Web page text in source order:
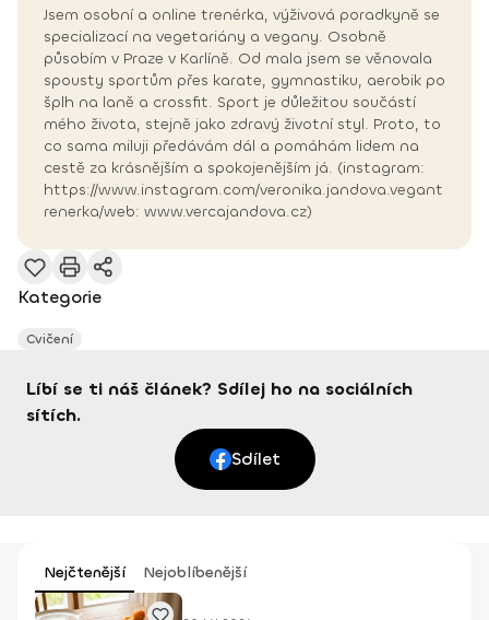
Jsem osobní a online trenérka, výživová poradkyně se
specializací na vegetariány a vegany. Osobně
působím v Praze v Karlíně. Od mala jsem se věnovala
spousty sportům přes karate, gymnastiku, aerobik po
šplh na laně a crossfit. Sport je důležitou součástí
mého života, stejně jako zdravý životní styl. Proto, to
co sama miluji předávám dál a pomáhám lidem na
cestě za krásnějším a spokojenějším já. (instagram:
https://www.instagram.com/veronika.jandova.vegant
renerka/web: www.vercajandova.cz)
Kategorie
Cvičení
Líbí se ti náš článek? Sdílej ho na sociálních
sítích.
Sdílet
Nejčtenější Nejoblíbenější